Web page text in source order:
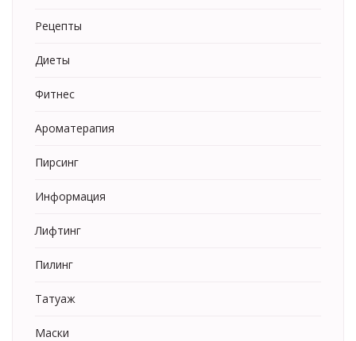
Рецепты
Диеты
Фитнес
Ароматерапия
Пирсинг
Информация
Лифтинг
Пилинг
Татуаж
Маски